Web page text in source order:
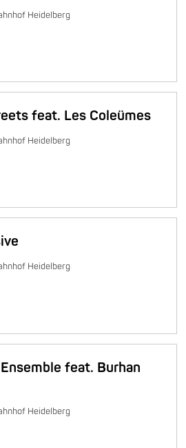
Heidelberg
feat. Les Coleümes
Heidelberg
Heidelberg
feat. Burhan
Heidelberg